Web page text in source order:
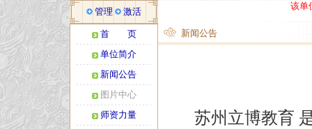
管理 激活
首 页
单位简介
新闻公告
图片中心
师资力量
该单
新闻公告
苏州立博教育